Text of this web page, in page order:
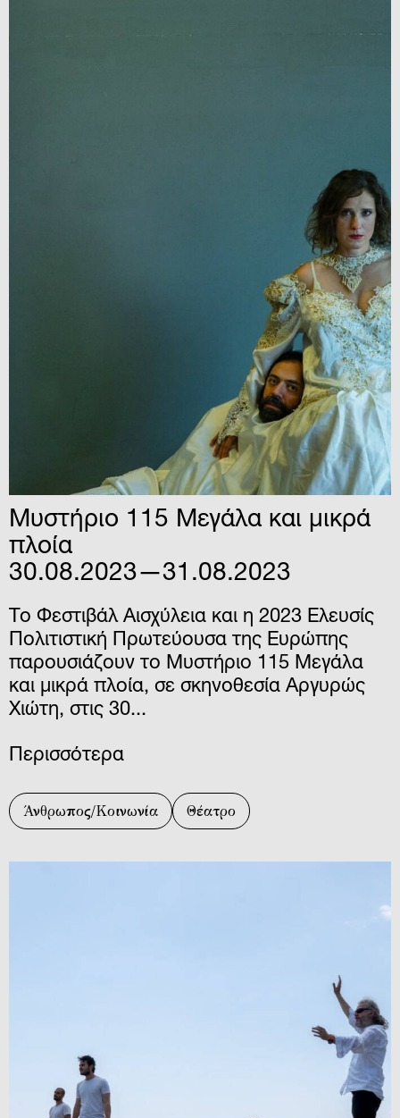
Μυστήριο 115 Μεγάλα και μικρά
πλοία
30.08.2023—31.08.2023
Το Φεστιβάλ Αισχύλεια και η 2023 Ελευσίς
Πολιτιστική Πρωτεύουσα της Ευρώπης
παρουσιάζουν το Μυστήριο 115 Μεγάλα
και μικρά πλοία, σε σκηνοθεσία Αργυρώς
Χιώτη, στις 30...
Περισσότερα
Άνθρωπος/Κοινωνία Θέατρο